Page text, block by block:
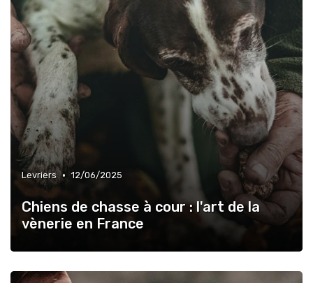
Levriers • 12/06/2025
Chiens de chasse à cour : l'art de la
vènerie en France